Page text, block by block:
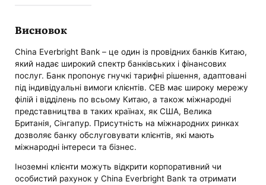
Висновок
China Everbright Bank – це один із провідних банків Китаю,
який надає широкий спектр банківських і фінансових
послуг. Банк пропонує гнучкі тарифні рішення, адаптовані
під індивідуальні вимоги клієнтів. CEB має широку мережу
філій і відділень по всьому Китаю, а також міжнародні
представництва в таких країнах, як США, Велика
Британія, Сінгапур. Присутність на міжнародних ринках
дозволяє банку обслуговувати клієнтів, які мають
міжнародні інтереси та бізнес.
Іноземні клієнти можуть відкрити корпоративний чи
особистий рахунок у China Everbright Bank та отримати